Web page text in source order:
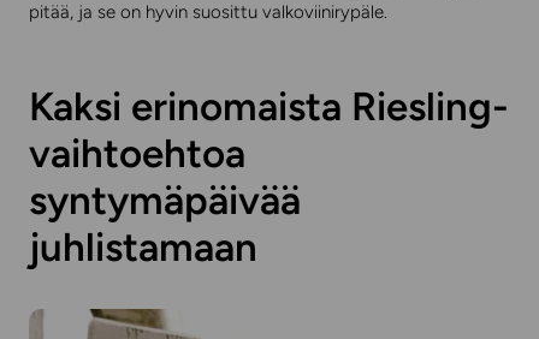
pitää, ja se on hyvin suosittu valkoviinirypäle.
Kaksi erinomaista Riesling-
vaihtoehtoa
syntymäpäivää
juhlistamaan